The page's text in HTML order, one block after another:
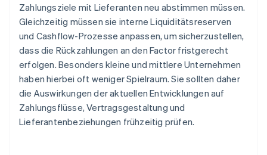
Zahlungsziele mit Lieferanten neu abstimmen müssen.
Gleichzeitig müssen sie interne Liquiditätsreserven
und Cashflow-Prozesse anpassen, um sicherzustellen,
dass die Rückzahlungen an den Factor fristgerecht
erfolgen. Besonders kleine und mittlere Unternehmen
haben hierbei oft weniger Spielraum. Sie sollten daher
die Auswirkungen der aktuellen Entwicklungen auf
Zahlungsflüsse, Vertragsgestaltung und
Lieferantenbeziehungen frühzeitig prüfen.